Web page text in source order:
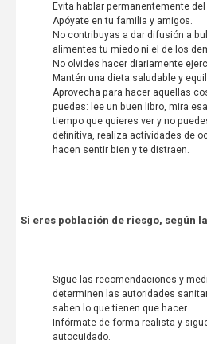
Evita hablar permanentemente
Apóyate en tu familia y amigos.
No contribuyas a dar difusión a
alimentes tu miedo ni el de los
No olvides hacer diariamente
Mantén una dieta saludable y
Aprovecha para hacer aquellas
puedes: lee un buen libro, mira
tiempo que quieres ver y no
definitiva, realiza actividades de
hacen sentir bien y te distraen.
Si eres población de riesgo, según
Sigue las recomendaciones y
determinen las autoridades
saben lo que tienen que hacer.
Infórmate de forma realista y
autocuidado.